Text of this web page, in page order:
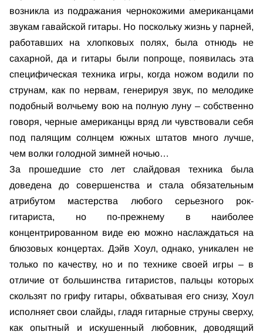
возникла из подражания чернокожими американцами
звукам гавайской гитары. Но поскольку жизнь у парней,
работавших на хлопковых полях, была отнюдь не
сахарной, да и гитары были попроще, появилась эта
специфическая техника игры, когда ножом водили по
струнам, как по нервам, генерируя звук, по мелодике
подобный волчьему вою на полную луну – собственно
говоря, черные американцы вряд ли чувствовали себя
под палящим солнцем южных штатов много лучше,
чем волки голодной зимней ночью…
За прошедшие сто лет слайдовая техника была
доведена до совершенства и стала обязательным
атрибутом мастерства любого серьезного рок-
гитариста, но по-прежнему в наиболее
концентрированном виде ею можно наслаждаться на
блюзовых концертах. Дэйв Хоул, однако, уникален не
только по качеству, но и по технике своей игры – в
отличие от большинства гитаристов, пальцы которых
скользят по грифу гитары, обхватывая его снизу, Хоул
исполняет свои слайды, гладя гитарные струны сверху,
как опытный и искушенный любовник, доводящий